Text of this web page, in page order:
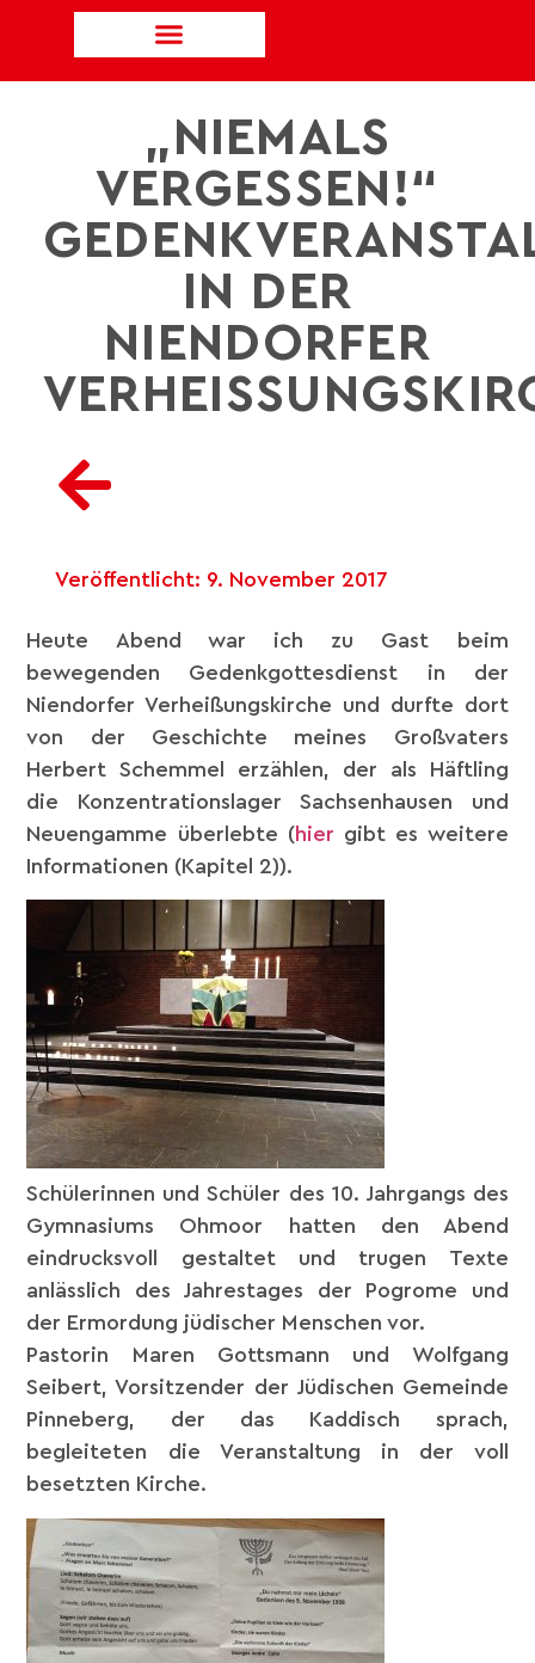
„NIEMALS
VERGESSEN!“
IN DER
NIENDORFER
Veröffentlicht: 9. November 2017
Heute Abend war ich zu Gast beim
bewegenden Gedenkgottesdienst in der
Niendorfer Verheißungskirche und durfte dort
von der Geschichte meines Großvaters
Herbert Schemmel erzählen, der als Häftling
die Konzentrationslager Sachsenhausen und
Neuengamme überlebte (hier gibt es weitere
Informationen (Kapitel 2)).
Schülerinnen und Schüler des 10. Jahrgangs des
Gymnasiums Ohmoor hatten den Abend
eindrucksvoll gestaltet und trugen Texte
anlässlich des Jahrestages der Pogrome und
der Ermordung jüdischer Menschen vor.
Pastorin Maren Gottsmann und Wolfgang
Seibert, Vorsitzender der Jüdischen Gemeinde
Pinneberg, der das Kaddisch sprach,
begleiteten die Veranstaltung in der voll
besetzten Kirche.